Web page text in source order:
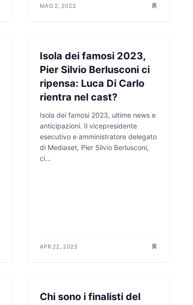
MAG 2, 2023
Isola dei famosi 2023,
Pier Silvio Berlusconi ci
ripensa: Luca Di Carlo
rientra nel cast?
Isola dei famosi 2023, ultime news e
anticipazioni. Il vicepresidente
esecutivo e amministratore delegato
di Mediaset, Pier Silvio Berlusconi,
ci...
APR 22, 2023
Chi sono i finalisti del